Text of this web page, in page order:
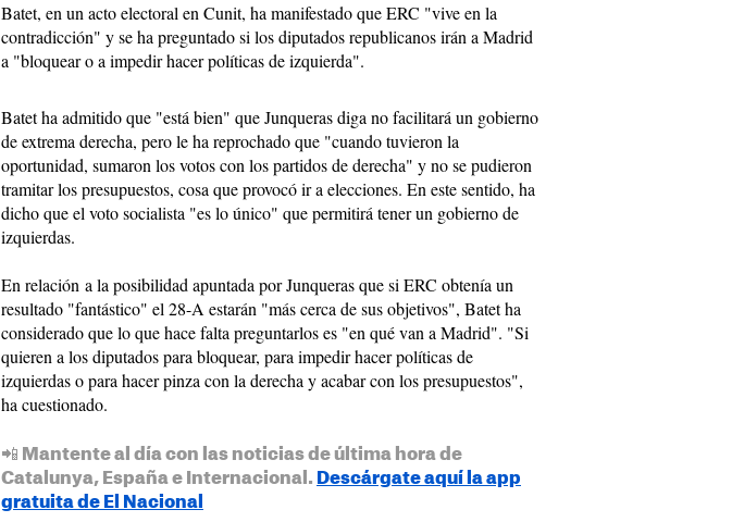
Batet, en un acto electoral en Cunit, ha manifestado que ERC "vive en la
contradicción" y se ha preguntado si los diputados republicanos irán a Madrid
a "bloquear o a impedir hacer políticas de izquierda".
Batet ha admitido que "está bien" que Junqueras diga no facilitará un gobierno
de extrema derecha, pero le ha reprochado que "cuando tuvieron la
oportunidad, sumaron los votos con los partidos de derecha" y no se pudieron
tramitar los presupuestos, cosa que provocó ir a elecciones. En este sentido, ha
dicho que el voto socialista "es lo único" que permitirá tener un gobierno de
izquierdas.
En relación a la posibilidad apuntada por Junqueras que si ERC obtenía un
resultado "fantástico" el 28-A estarán "más cerca de sus objetivos", Batet ha
considerado que lo que hace falta preguntarlos es "en qué van a Madrid". "Si
quieren a los diputados para bloquear, para impedir hacer políticas de
izquierdas o para hacer pinza con la derecha y acabar con los presupuestos",
ha cuestionado.
📲 Mantente al día con las noticias de última hora de
Catalunya, España e Internacional. Descárgate aquí la app
gratuita de El Nacional